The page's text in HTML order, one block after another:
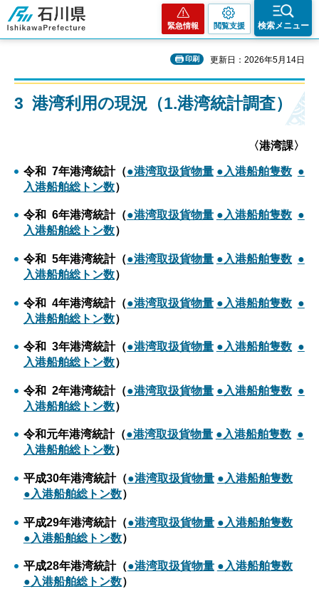
石川県
緊急情報 閲覧支援 検索メニュー
印刷 更新日：2026年5月14日
3 港湾利用の現況（1.港湾統計調査）
〈港湾課〉
令和 7年港湾統計（●港湾取扱貨物量 ●入港船舶隻数 ●
入港船舶総トン数）
令和 6年港湾統計（●港湾取扱貨物量 ●入港船舶隻数 ●
入港船舶総トン数）
令和 5年港湾統計（●港湾取扱貨物量 ●入港船舶隻数 ●
入港船舶総トン数）
令和 4年港湾統計（●港湾取扱貨物量 ●入港船舶隻数 ●
入港船舶総トン数）
令和 3年港湾統計（●港湾取扱貨物量 ●入港船舶隻数 ●
入港船舶総トン数）
令和 2年港湾統計（●港湾取扱貨物量 ●入港船舶隻数 ●
入港船舶総トン数）
令和元年港湾統計（●港湾取扱貨物量 ●入港船舶隻数 ●
入港船舶総トン数）
平成30年港湾統計（●港湾取扱貨物量 ●入港船舶隻数
●入港船舶総トン数）
平成29年港湾統計（●港湾取扱貨物量 ●入港船舶隻数
●入港船舶総トン数）
平成28年港湾統計（●港湾取扱貨物量 ●入港船舶隻数
●入港船舶総トン数）